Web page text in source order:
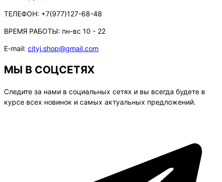
ТЕЛЕФОН: +7(977)127-68-48
ВРЕМЯ РАБОТЫ: пн-вс 10 - 22
E-mail: cityj.shop@gmail.com
МЫ В СОЦСЕТЯХ
Следите за нами в социальных сетях и вы всегда будете в
курсе всех новинок и самых актуальных предложений.